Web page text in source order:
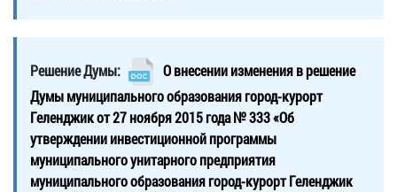
Решение Думы:
О внесении изменения в решение
Думы муниципального образования город-курорт
Геленджик от 27 ноября 2015 года № 333 «Об
утверждении инвестиционной программы
муниципального унитарного предприятия
муниципального образования город-курорт Геленджик